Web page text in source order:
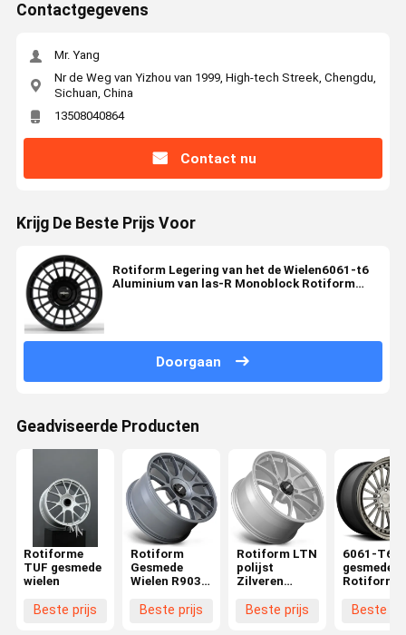
Contactgegevens
Mr. Yang
Nr de Weg van Yizhou van 1999, High-tech Streek, Chengdu,
Sichuan, China
13508040864
Contact nu
Krijg De Beste Prijs Voor
Rotiform Legering van het de Wielen6061-t6
Aluminium van las-R Monoblock Rotiform
Doorgaan
Geadviseerde Producten
Rotiforme
TUF gesmede
wielen
Beste prijs
Rotiform
Gesmede
Wielen R903
satijntitanium
Beste prijs
Rotiform LTN
polijst
Zilveren
Beste prijs
6061-T6
gesmede
Rotiform
Beste